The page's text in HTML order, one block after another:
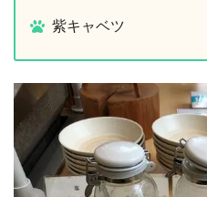
紫キャベツ